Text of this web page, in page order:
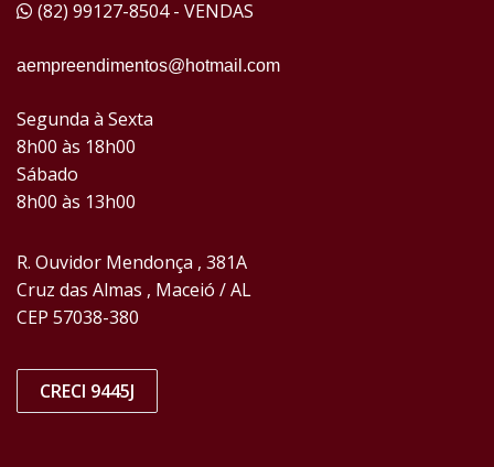
(82) 99127-8504 - VENDAS
aempreendimentos@hotmail.com
Segunda à Sexta
8h00 às 18h00
Sábado
8h00 às 13h00
R. Ouvidor Mendonça , 381A
Cruz das Almas , Maceió / AL
CEP 57038-380
CRECI 9445J